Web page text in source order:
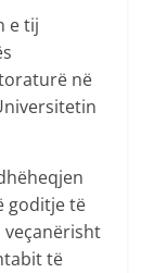
e tij
në
goditje të
veçanërisht
të